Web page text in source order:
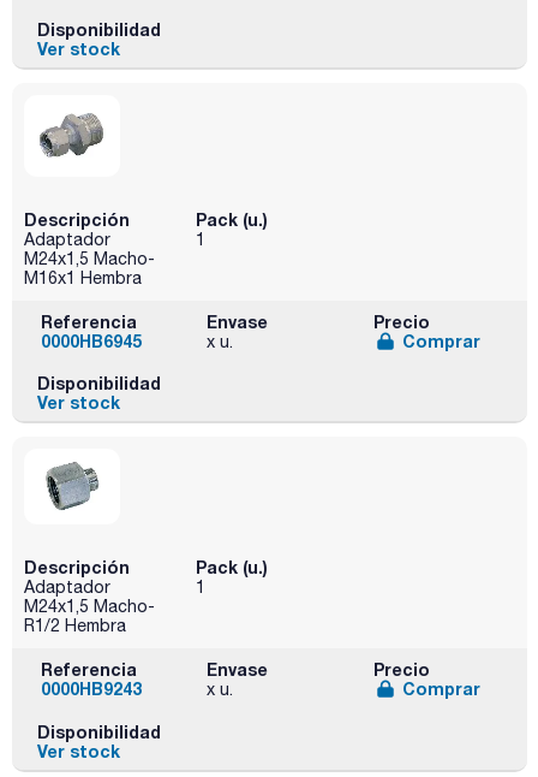
Disponibilidad
Ver stock
Descripción
Adaptador
M24x1,5 Macho-
M16x1 Hembra
Pack (u.)
1
Referencia
0000HB6945
Envase
x u.
Precio
Comprar
Disponibilidad
Ver stock
Descripción
Adaptador
M24x1,5 Macho-
R1/2 Hembra
Pack (u.)
1
Referencia
0000HB9243
Envase
x u.
Precio
Comprar
Disponibilidad
Ver stock